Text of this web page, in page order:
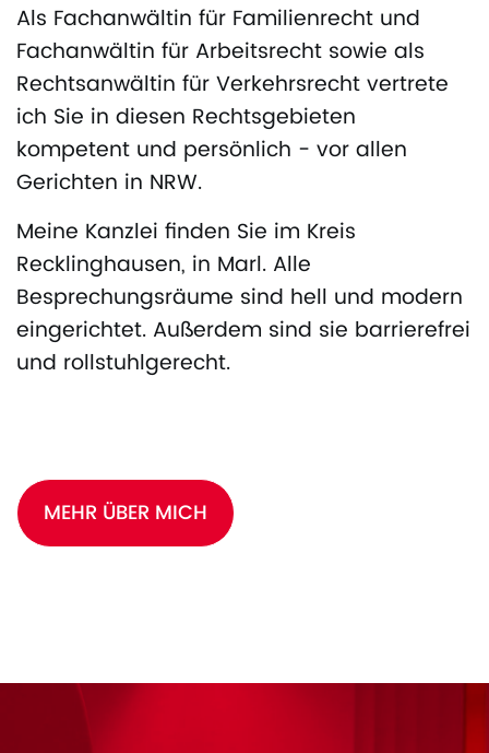
Als Fachanwältin für Familienrecht und
Fachanwältin für Arbeitsrecht sowie als
Rechtsanwältin für Verkehrsrecht vertrete
ich Sie in diesen Rechtsgebieten
kompetent und persönlich - vor allen
Gerichten in NRW.
Meine Kanzlei finden Sie im Kreis
Recklinghausen, in Marl. Alle
Besprechungsräume sind hell und modern
eingerichtet. Außerdem sind sie barrierefrei
und rollstuhlgerecht.
MEHR ÜBER MICH